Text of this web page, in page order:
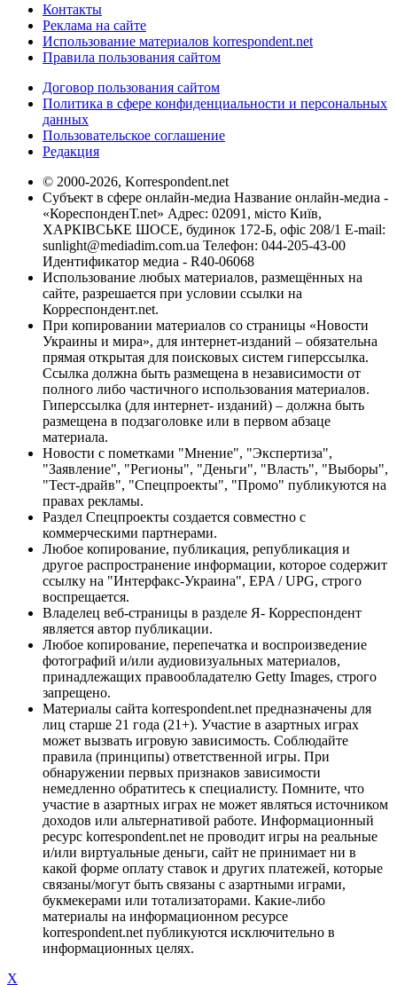
Контакты
Реклама на сайте
Использование материалов korrespondent.net
Правила пользования сайтом
Договор пользования сайтом
Политика в сфере конфиденциальности и персональных
данных
Пользовательское соглашение
Редакция
© 2000-2026, Korrespondent.net
Субъект в сфере онлайн-медиа Название онлайн-медиа -
«КореспонденТ.net» Адрес: 02091, місто Київ,
ХАРКІВСЬКЕ ШОСЕ, будинок 172-Б, офіс 208/1 E-mail:
sunlight@mediadim.com.ua Телефон: 044-205-43-00
Идентификатор медиа - R40-06068
Использование любых материалов, размещённых на
сайте, разрешается при условии ссылки на
Корреспондент.net.
При копировании материалов со страницы «Новости
Украины и мира», для интернет-изданий – обязательна
прямая открытая для поисковых систем гиперссылка.
Ссылка должна быть размещена в независимости от
полного либо частичного использования материалов.
Гиперссылка (для интернет- изданий) – должна быть
размещена в подзаголовке или в первом абзаце
материала.
Новости с пометками "Мнение", "Экспертиза",
"Заявление", "Регионы", "Деньги", "Власть", "Выборы",
"Тест-драйв", "Спецпроекты", "Промо" публикуются на
правах рекламы.
Раздел Спецпроекты создается совместно с
коммерческими партнерами.
Любое копирование, публикация, републикация и
другое распространение информации, которое содержит
ссылку на "Интерфакс-Украина", EPA / UPG, строго
воспрещается.
Владелец веб-страницы в разделе Я- Корреспондент
является автор публикации.
Любое копирование, перепечатка и воспроизведение
фотографий и/или аудиовизуальных материалов,
принадлежащих правообладателю Getty Images, строго
запрещено.
Материалы сайта korrespondent.net предназначены для
лиц старше 21 года (21+). Участие в азартных играх
может вызвать игровую зависимость. Соблюдайте
правила (принципы) ответственной игры. При
обнаружении первых признаков зависимости
немедленно обратитесь к специалисту. Помните, что
участие в азартных играх не может являться источником
доходов или альтернативой работе. Информационный
ресурс korrespondent.net не проводит игры на реальные
и/или виртуальные деньги, сайт не принимает ни в
какой форме оплату ставок и других платежей, которые
связаны/могут быть связаны с азартными играми,
букмекерами или тотализаторами. Какие-либо
материалы на информационном ресурсе
korrespondent.net публикуются исключительно в
информационных целях.
X